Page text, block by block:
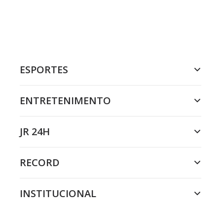
ESPORTES
ENTRETENIMENTO
JR 24H
RECORD
INSTITUCIONAL